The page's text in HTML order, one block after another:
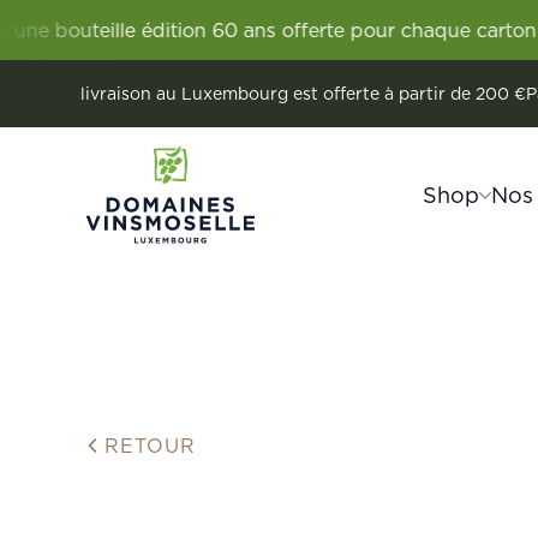
édition 60 ans offerte pour chaque carton Vignum.60
livraison au Luxembourg est offerte à partir de 200 €
Shop
RETOUR